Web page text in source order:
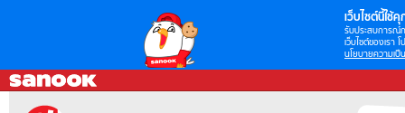
เว็บไซต์นี้ใช้คุ
รับประสบการณ์
เว็บไซต์ของเรา
นโยบายความเป็